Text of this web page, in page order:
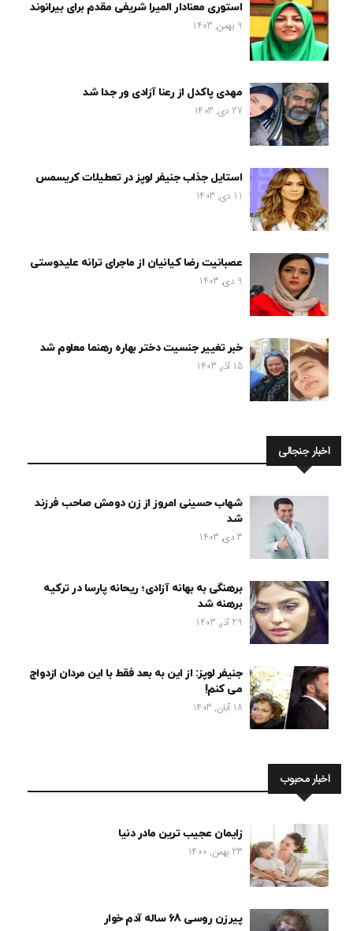
استوری معنادار المیرا شریفی مقدم برای بیرانوند
9 بهمن, 1403
مهدی پاکدل از رعنا آزادی ور جدا شد
27 دی, 1403
استایل جذاب جنیفر لوپز در تعطیلات کریسمس
11 دی, 1403
عصبانیت رضا کیانیان از ماجرای ترانه علیدوستی
9 دی, 1403
خبر تغییر جنسیت دختر بهاره رهنما معلوم شد
15 آذر, 1403
اخبار جنجالی
شهاب حسینی امروز از زن دومش صاحب فرزند
شد
3 دی, 1403
برهنگی به بهانه آزادی؛ ریحانه پارسا در ترکیه
برهنه شد
29 آذر, 1403
جنیفر لوپز: از این به بعد فقط با این مردان ازدواج
می کنم!
18 آبان, 1403
اخبار محبوب
زایمان عجیب ترین مادر دنیا
23 بهمن, 1400
پیرزن روسی 68 ساله آدم خوار